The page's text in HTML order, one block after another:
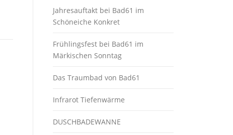
Jahresauftakt bei Bad61 im
Schöneiche Konkret
Frühlingsfest bei Bad61 im
Märkischen Sonntag
Das Traumbad von Bad61
Infrarot Tiefenwärme
DUSCHBADEWANNE